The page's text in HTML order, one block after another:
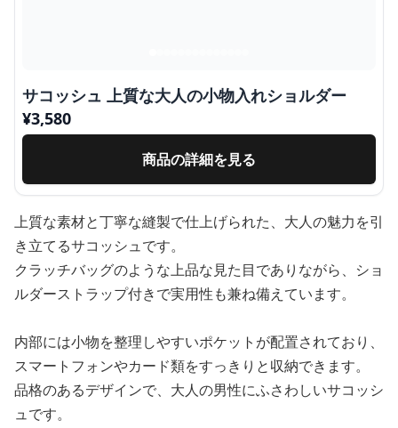
サコッシュ 上質な大人の小物入れショルダー
¥3,580
商品の詳細を見る
上質な素材と丁寧な縫製で仕上げられた、大人の魅力を引
き立てるサコッシュです。
クラッチバッグのような上品な見た目でありながら、ショ
ルダーストラップ付きで実用性も兼ね備えています。
内部には小物を整理しやすいポケットが配置されており、
スマートフォンやカード類をすっきりと収納できます。
品格のあるデザインで、大人の男性にふさわしいサコッシ
ュです。